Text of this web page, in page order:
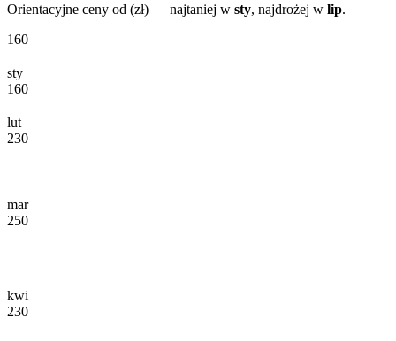
Orientacyjne ceny od (zł) — najtaniej w sty, najdrożej w lip.
160
sty
160
lut
230
mar
250
kwi
230